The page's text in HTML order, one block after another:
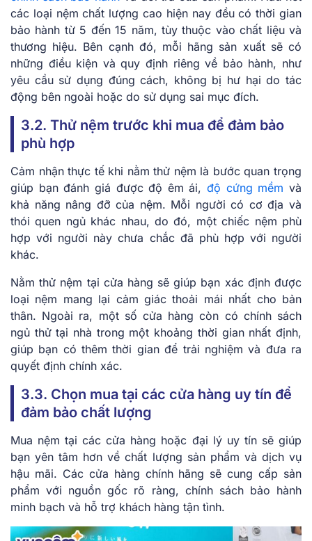
các loại nệm chất lượng cao hiện nay đều có thời gian
bảo hành từ 5 đến 15 năm, tùy thuộc vào chất liệu và
thương hiệu. Bên cạnh đó, mỗi hãng sản xuất sẽ có
những điều kiện và quy định riêng về bảo hành, như
yêu cầu sử dụng đúng cách, không bị hư hại do tác
động bên ngoài hoặc do sử dụng sai mục đích.
3.2. Thử nệm trước khi mua để đảm bảo
phù hợp
Cảm nhận thực tế khi nằm thử nệm là bước quan trọng
giúp bạn đánh giá được độ êm ái,độ cứng mềm và
khả năng nâng đỡ của nệm. Mỗi người có cơ địa và
thói quen ngủ khác nhau, do đó, một chiếc nệm phù
hợp với người này chưa chắc đã phù hợp với người
khác.
Nằm thử nệm tại cửa hàng sẽ giúp bạn xác định được
loại nệm mang lại cảm giác thoải mái nhất cho bản
thân. Ngoài ra, một số cửa hàng còn có chính sách
ngủ thử tại nhà trong một khoảng thời gian nhất định,
giúp bạn có thêm thời gian để trải nghiệm và đưa ra
quyết định chính xác.
3.3. Chọn mua tại các cửa hàng uy tín để
đảm bảo chất lượng
Mua nệm tại các cửa hàng hoặc đại lý uy tín sẽ giúp
bạn yên tâm hơn về chất lượng sản phẩm và dịch vụ
hậu mãi. Các cửa hàng chính hãng sẽ cung cấp sản
phẩm với nguồn gốc rõ ràng, chính sách bảo hành
minh bạch và hỗ trợ khách hàng tận tình.